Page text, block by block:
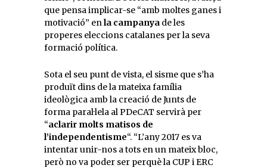
que pensa implicar-se “amb moltes ganes i
motivació” enla campanya de les
properes eleccions catalanes per la seva
formació política.
Sota el seu punt de vista, el sisme que s’ha
produït dins de la mateixa família
ideològica amb la creació de Junts de
forma paral·lela al PDeCAT servirà per
“aclarir molts matisos de
l’independentisme“. “L’any 2017 es va
intentar unir-nos a tots en un mateix bloc,
però no va poder ser perquè la CUP i ERC